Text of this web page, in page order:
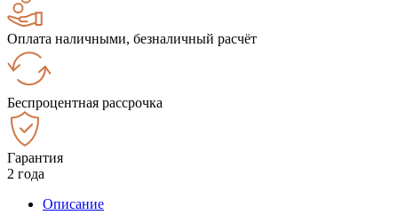
Оплата наличными, безналичный расчёт
Беспроцентная рассрочка
Гарантия
2 года
Описание